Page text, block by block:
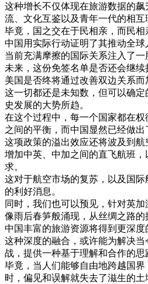
这种增长不仅体现在旅游数据的飙
流、 文化互鉴以及青年一代的相互
毕竟 ， 国之交在于民相亲 ， 而民相
中国用 实际行动证明了其推动全球
当前充满摩擦的国际关系注入了一
未来 ， 这份免签名单是否还会继续
美国是否终将通过改善双边关系而
这一切都还是未知数 ， 但可以确定
史发展的大势所趋。
在这个过程中 ， 每一个国家都在权
之间的平衡 ， 而中国 显然已经做出
这项政策的溢出效应还将波及到 航
增加中英、 中加之间的直飞航班 ，
求。
这对于航空市场的复苏 ， 以及 国际
的利 好消息。
同时 ， 我们也可以预见 ， 针对英加
像雨后春笋般涌现 ， 从丝绸之路的
中国丰富的旅游资源将得到 更深度
这种深度的融合 ， 或许能为解决当
战 ， 提供一种基于理解和合作的思
毕竟 ， 当 人们能够自由地跨越国界
时 ， 偏见和误解就失去了滋生的土